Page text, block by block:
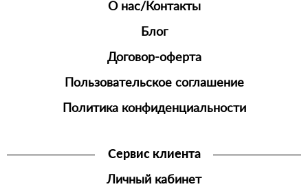
О нас/Контакты
Блог
Договор-оферта
Пользовательское соглашение
Политика конфиденциальности
Сервис клиента
Личный кабинет